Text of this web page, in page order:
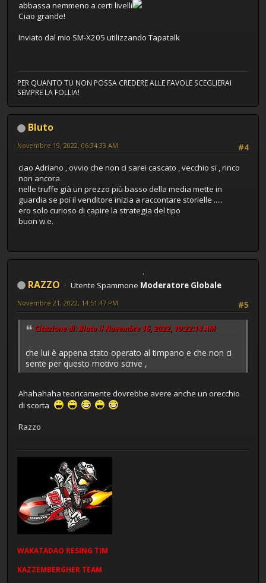
abbassa nemmeno a certi livelli
Ciao grande!
Inviato dal mio SM-X205 utilizzando Tapatalk
PER QUANTO TU NON POSSA CREDERE ALLE FAVOLE SCEGLIERAI
SEMPRE LA FOLLIA!
Bluto
#4
Novembre 19, 2022, 06:34:33 AM
ciao Adriano , ovvio che non ci sarei cascato , vecchio si , rinco
non ancora
nelle truffe già un prezzo più basso della media mette in
guardia se poi il venditore inizia a raccontare storielle .....
ero solo curioso di capire la strategia del tipo
buon w.e.
RAZZO Utente Spammone Moderatore Globale
#5
Novembre 21, 2022, 14:51:47 PM
Citazione di: Bluto il Novembre 16, 2022, 10:22:14 AM
che lui è appena stato operato al timpano e che non ci
sente per questo motivo scrive ,
Ahahahaha teoricamente dovrebbe avere anche un orecchio
di scorta
Razzo
WAKATADAO RESING TIM
KAZZEMBERGHER TEAM